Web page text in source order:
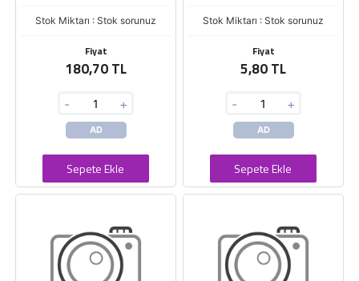
Stok Miktarı : Stok sorunuz
Fiyat
180,70 TL
- +
AD
Sepete Ekle
Stok Miktarı : Stok sorunuz
Fiyat
5,80 TL
- +
AD
Sepete Ekle